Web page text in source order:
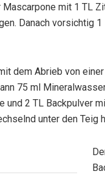
mit 1 TL
Danach vorsichtig
dem Abrieb von
75 ml
und 2 TL Backpulver
unter den Teig